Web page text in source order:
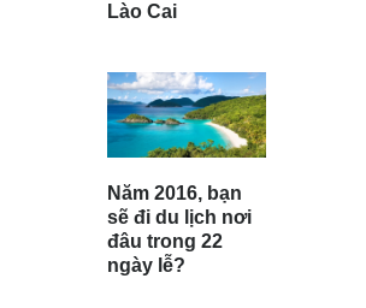
Lào Cai
Năm 2016, bạn
sẽ đi du lịch nơi
đâu trong 22
ngày lễ?